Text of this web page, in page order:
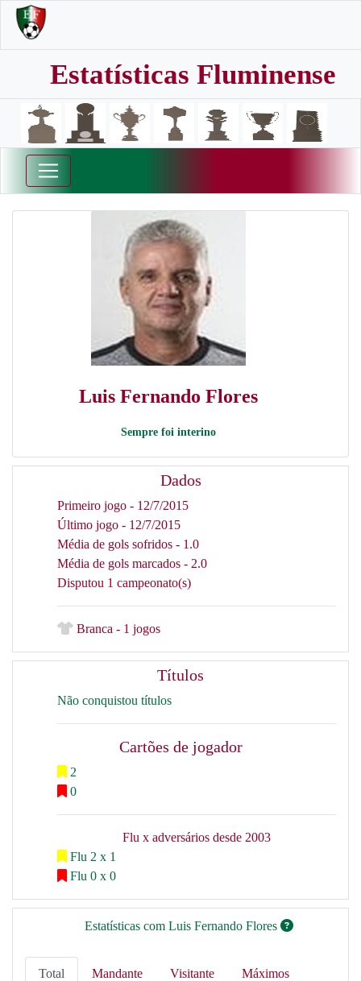
Estatísticas Fluminense
Luis Fernando Flores
Sempre foi interino
Dados
Primeiro jogo - 12/7/2015
Último jogo - 12/7/2015
Média de gols sofridos - 1.0
Média de gols marcados - 2.0
Disputou 1 campeonato(s)
Branca - 1 jogos
Títulos
Não conquistou títulos
Cartões de jogador
2
0
Flu x adversários desde 2003
Flu 2 x 1
Flu 0 x 0
Estatísticas com Luis Fernando Flores
Total Mandante Visitante Máximos